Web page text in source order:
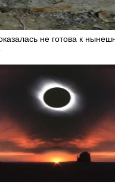
не готова к